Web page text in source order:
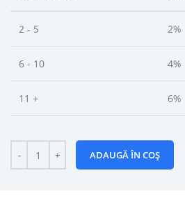
2 - 5 2%
6 - 10 4%
11 + 6%
ADAUGĂ ÎN COȘ